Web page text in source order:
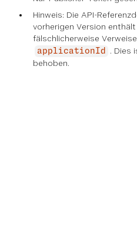
Hinweis: Die API-
vorherigen Version
fälschlicherweise
applicationId
. Dies
behoben.